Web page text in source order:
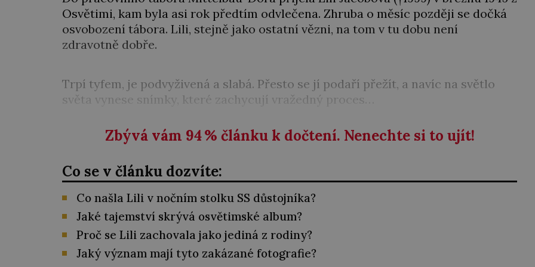
Osvětimi, kam byla asi rok předtím odvlečena. Zhruba o měsíc později se dočká
osvobození tábora. Lili, stejně jako ostatní vězni, na tom v tu dobu není
zdravotně dobře.
Trpí tyfem, je podvyživená a slabá. Přesto se jí podaří přežít, a navíc na světlo
světa vynese snímky, které zachycují vražedný proces…
Zbývá vám 94% článku k dočtení. Nenechte si to ujít!
Co se v článku dozvíte:
Co našla Lili v nočním stolku SS důstojníka?
Jaké tajemství skrývá osvětimské album?
Proč se Lili zachovala jako jediná z rodiny?
Jaký význam mají tyto zakázané fotografie?